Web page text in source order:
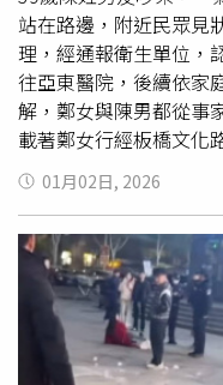
1995◎如果您覺得痛苦
撥打1925
站在路邊，附近民眾見
理，經通報衛生單位，
往亞東醫院，後續依家
解，鄭女與陳男都從事
載著鄭女行經板橋文化
與前夫所生小孩罹病一
關心，情緒失控下脫去
民眾見狀連忙通知警消
右，警方到場後立刻勸
估認為鄭女有強制送
鄭女目前則暫不提出
且無酒駕或毒駕等情
帶返所，後續依家庭
01月02日, 2026